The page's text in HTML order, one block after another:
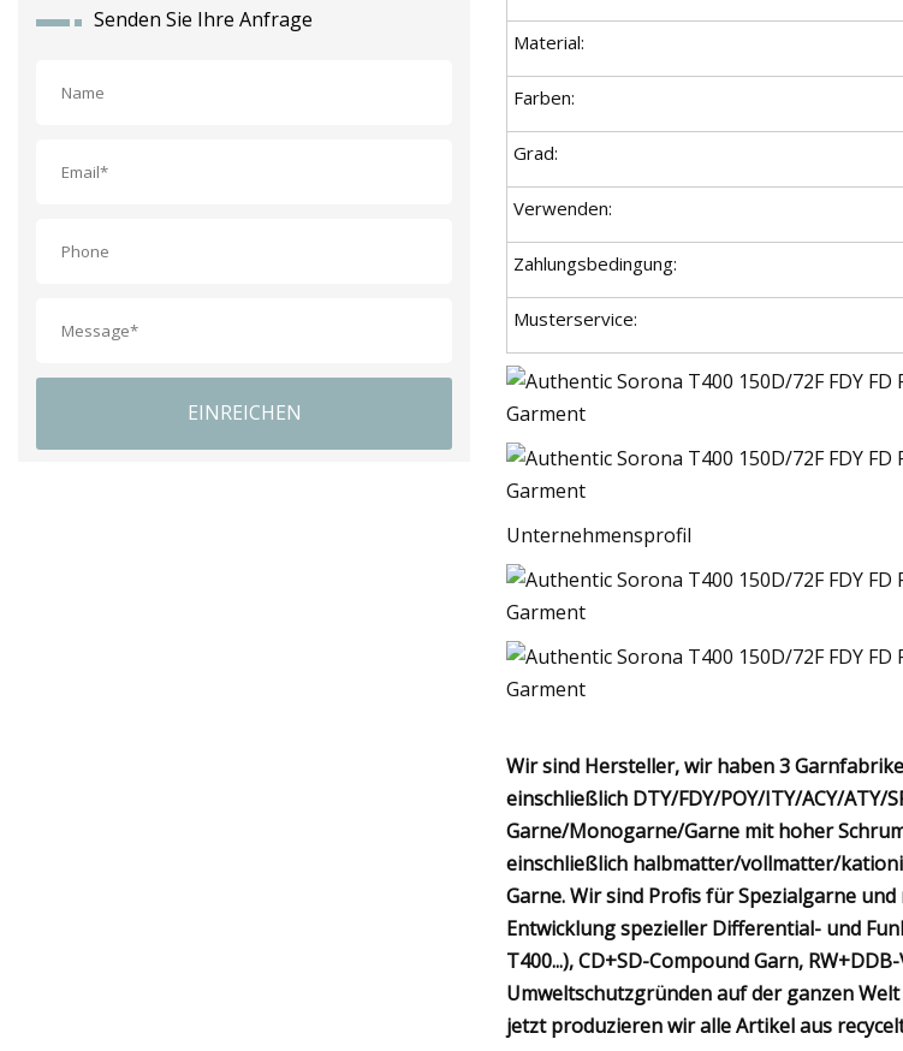
Senden Sie Ihre Anfrage
EINREICHEN
Material:
Farben:
Grad:
Verwenden:
Zahlungsbedingung:
Musterservice:
Unternehmensprofil
Wir sind Hersteller, wir haben 3
einschließlich DTY/FDY/POY/ITY/ACY/
Garne/Monogarne/Garne mit hoher
einschließlich halbmatter/vollmatter/
Garne. Wir sind Profis für Spezialgarne
Entwicklung spezieller Differential- und
T400...), CD+SD-Compound Garn,
Umweltschutzgründen auf der ganzen
jetzt produzieren wir alle Artikel aus